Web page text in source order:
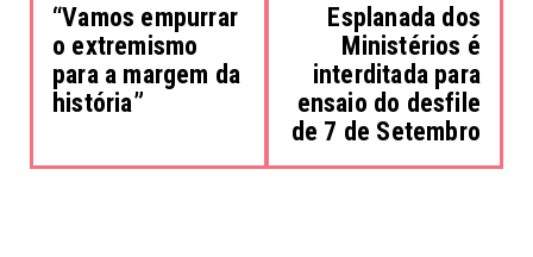
“Vamos empurrar
o extremismo
para a margem da
história”
Esplanada dos
Ministérios é
interditada para
ensaio do desfile
de 7 de Setembro